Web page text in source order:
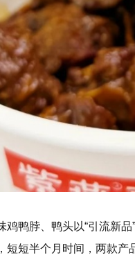
鸡鸭脖、鸭头以“引流新
短短半个月时间，两款